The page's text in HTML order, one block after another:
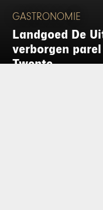
GASTRONOMIE
Landgoed De
verborgen
Twente